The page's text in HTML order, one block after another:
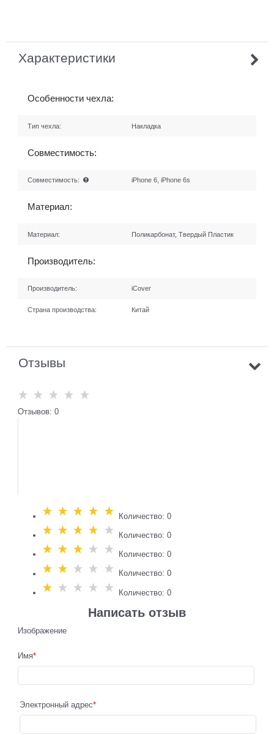
Характеристики
Особенности чехла:
Тип чехла: Накладка
Совместимость:
Совместимость: iPhone 6, iPhone 6s
Материал:
Материал: Поликарбонат, Твердый Пластик
Производитель:
Производитель: iCover
Страна производства: Китай
Отзывы
Отзывов: 0
Количество: 0
Количество: 0
Количество: 0
Количество: 0
Количество: 0
Написать отзыв
Изображение
Имя
Электронный адрес